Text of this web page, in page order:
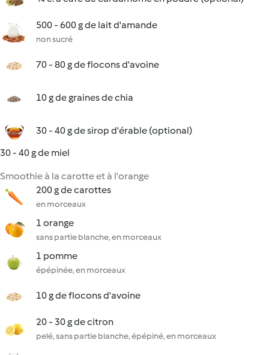
500 - 600 g de lait d'amande
non sucré
70 - 80 g de flocons d'avoine
10 g de graines de chia
30 - 40 g de sirop d'érable (optional)
30 - 40 g de miel
Smoothie à la carotte et à l'orange
200 g de carottes
en morceaux
1 orange
sans partie blanche, en morceaux
1 pomme
épépinée, en morceaux
10 g de flocons d'avoine
20 - 30 g de citron
pelé, sans partie blanche, épépiné, en morceaux